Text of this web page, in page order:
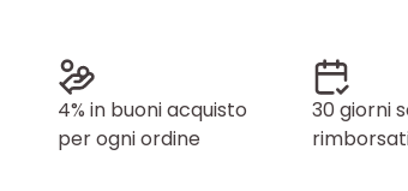
4% in buoni acquisto
per ogni ordine
30 giorni